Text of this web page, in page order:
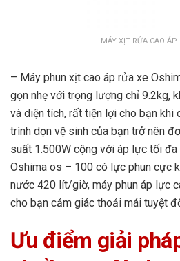
MÁY XỊT RỬA CAO ÁP
– Máy phun xịt cao áp rửa xe
gọn nhẹ với trọng lượng chỉ 9.2kg,
và diện tích, rất tiện lợi cho bạn khi
trình dọn vệ sinh của bạn trở nên
suất 1.500W cộng với áp lực tối đa
Oshima os – 100 có lực phun cực
nước 420 lít/giờ, máy phun áp lực
cho bạn cảm giác thoải mái tuyệt
Ưu điểm giải